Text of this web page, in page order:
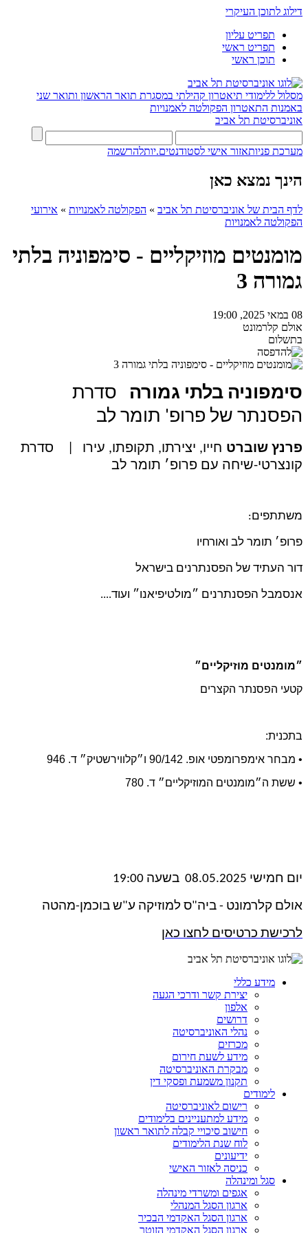
דילוג לתוכן העיקרי
תפריט עליון
תפריט ראשי
תוכן ראשי
מסלול ללימודי תיאטרון קהילתי במסגרת תואר הראשון ותואר שני
באמנות התאטרון הפקולטה לאמנויות
אוניברסיטת תל אביב
מערכת פניותאזור אישי לסטודנטים.יותלהרשמה
הינך נמצא כאן
לדף הבית של אוניברסיטת תל אביב » הפקולטה לאמנויות » אירועי
הפקולטה לאמנויות
מומנטים מוזיקליים - סימפוניה בלתי
גמורה 3
08 במאי 2025, 19:00
אולם קלרמונט
בתשלום
סימפוניה בלתי גמורה סדרת
הפסנתר של פרופ' תומר לב
פרנץ שוברט חייו, יצירתו, תקופתו, עירו
| סדרת
קונצרטי-שיחה עם פרופ׳ תומר לב
משתתפים:
פרופ׳ תומר לב ואורחיו
דור העתיד של הפסנתרנים בישראל
אנסמבל הפסנתרנים ״מולטיפיאנו״ ועוד....
״מומנטים מוזיקליים״
קטעי הפסנתר הקצרים
בתכנית:
• מבחר אימפרומפטי אופ. 90/142 ו״קלווירשטיק״ ד. 946
• ששת ה״מומנטים המוזיקליים״ ד. 780
יום חמישי 08.05.2025 בשעה 19:00
אולם קלרמונט - ביה"ס למוזיקה ע"ש בוכמן-מהטה
לרכישת כרטיסים לחצו כאן
מידע כללי
יצירת קשר ודרכי הגעה
אלפון
דרושים
נהלי האוניברסיטה
מכרזים
מידע לשעת חירום
מבקרת האוניברסיטה
תקנון משמעת ופסקי דין
לימודים
רישום לאוניברסיטה
מידע למתעניינים בלימודים
חישוב סיכויי קבלה לתואר ראשון
לוח שנת הלימודים
ידיעונים
כניסה לאזור האישי
סגל ומינהלה
אגפים ומשרדי מינהלה
ארגון הסגל המנהלי
ארגון הסגל האקדמי הבכיר
ארגון הסגל האקדמי הזוטר